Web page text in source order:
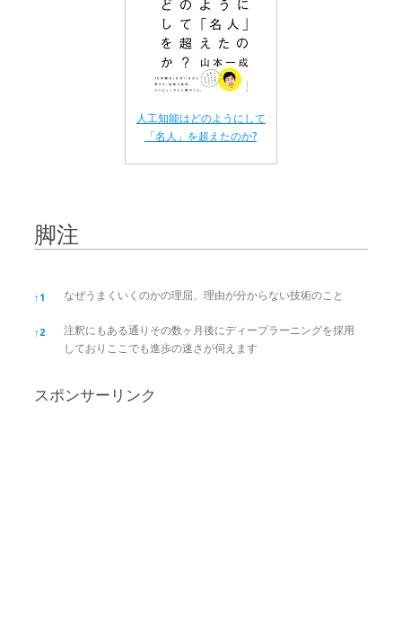
人工知能はどのようにして
「名人」を超えたのか?
脚注
↑ 1 なぜうまくいくのかの理屈、理由が分からない技術のこと
↑ 2
注釈にもある通りその数ヶ月後にディープラーニングを採用
しておりここでも進歩の速さが伺えます
スポンサーリンク